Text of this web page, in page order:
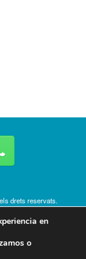
drets reservats.
en
o